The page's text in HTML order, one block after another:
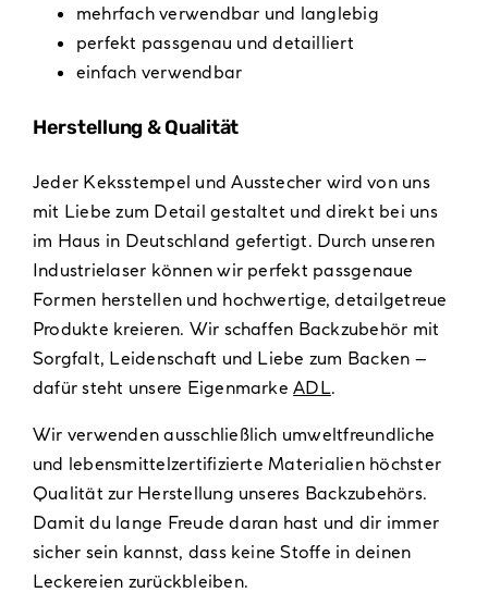
mehrfach verwendbar und langlebig
perfekt passgenau und detailliert
einfach verwendbar
Herstellung & Qualität
Jeder Keksstempel und Ausstecher wird von uns
mit Liebe zum Detail gestaltet und direkt bei uns
im Haus in Deutschland gefertigt. Durch unseren
Industrielaser können wir perfekt passgenaue
Formen herstellen und hochwertige, detailgetreue
Produkte kreieren. Wir schaffen Backzubehör mit
Sorgfalt, Leidenschaft und Liebe zum Backen –
dafür steht unsere EigenmarkeADL.
Wir verwenden ausschließlich umweltfreundliche
und lebensmittelzertifizierte Materialien höchster
Qualität zur Herstellung unseres Backzubehörs.
Damit du lange Freude daran hast und dir immer
sicher sein kannst, dass keine Stoffe in deinen
Leckereien zurückbleiben.